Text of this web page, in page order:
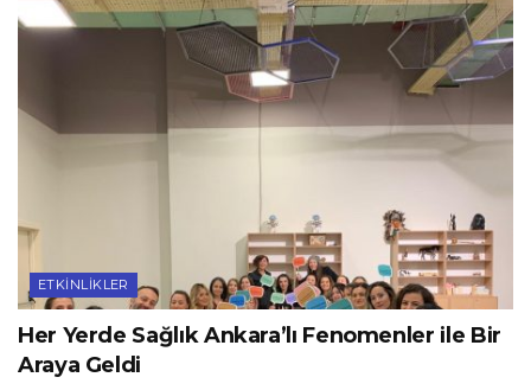
ETKINLIKLER
Her Yerde Sağlık Ankara’lı Fenomenler ile Bir
Araya Geldi